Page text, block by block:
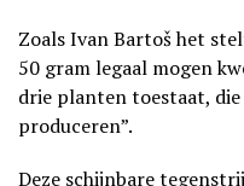
Zoals Ivan Bartoš het
50 gram legaal mogen
drie planten toestaat,
produceren”.
Deze schijnbare